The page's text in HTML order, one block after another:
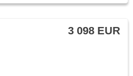
3 098 EUR